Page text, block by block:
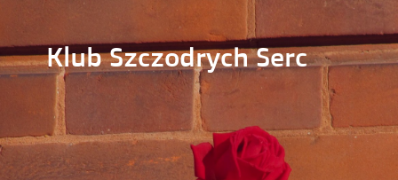
Klub Szczodrych Serc